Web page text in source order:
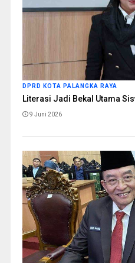
DPRD KOTA PALANGKA RAYA
Literasi Jadi Bekal Utama
9 Juni 2026